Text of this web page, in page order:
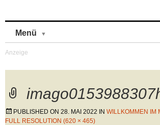
Menü
PUBLISHED ON 28. MAI 2022 IN WILLKOMMEN IM
FULL RESOLUTION (620 × 465)